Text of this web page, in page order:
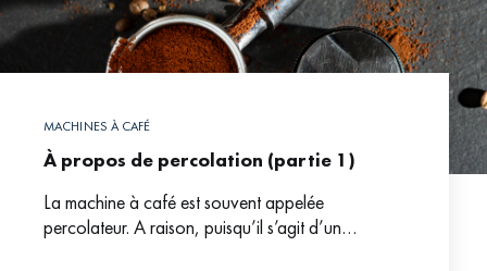
MACHINES À CAFÉ
À propos de percolation (partie 1)
La machine à café est souvent appelée
percolateur. A raison, puisqu’il s’agit d’un